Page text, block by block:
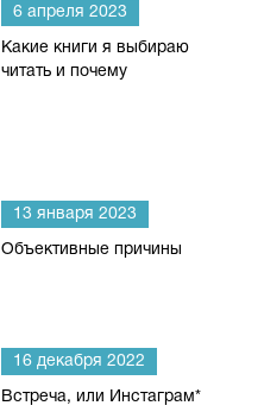
6 апреля 2023
Какие книги я выбираю
читать и почему
13 января 2023
Объективные причины
16 декабря 2022
Встреча, или Инстаграм*